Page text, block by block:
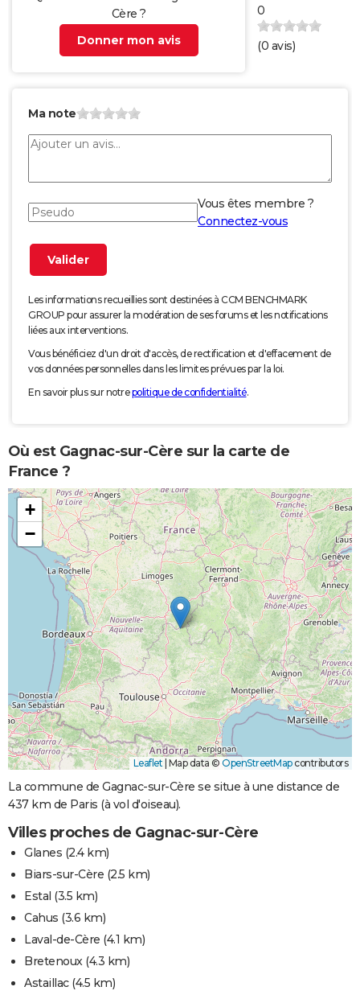
Cère ?
Donner mon avis
0
(0 avis)
Ma note
Vous êtes membre ?
Connectez-vous
Les informations recueillies sont destinées à CCM BENCHMARK
GROUP pour assurer la modération de ses forums et les notifications
liées aux interventions.
Vous bénéficiez d'un droit d'accès, de rectification et d'effacement de
vos données personnelles dans les limites prévues par la loi.
En savoir plus sur notrepolitique de confidentialité.
Où est Gagnac-sur-Cère sur la carte de
France ?
+
−
Leaflet Map data © OpenStreetMapcontributors
La commune de Gagnac-sur-Cère se situe à une distance de
437 km de Paris (à vol d'oiseau).
Villes proches de Gagnac-sur-Cère
Glanes (2.4 km)
Biars-sur-Cère (2.5 km)
Estal (3.5 km)
Cahus (3.6 km)
Laval-de-Cère (4.1 km)
Bretenoux(4.3 km)
Astaillac(4.5 km)